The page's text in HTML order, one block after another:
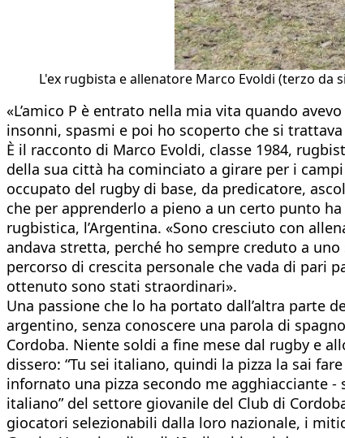
L'ex rugbista e allenatore Marco Evoldi (terzo da
«L’amico P è entrato nella mia vita quando
insonni, spasmi e poi ho scoperto che si
È il racconto di Marco Evoldi, classe 1984,
della sua città ha cominciato a girare per i
occupato del rugby di base, da predicatore,
che per apprenderlo a pieno a un certo punto
rugbistica, l’Argentina. «Sono cresciuto con
andava stretta, perché ho sempre creduto a
percorso di crescita personale che vada di pari
ottenuto sono stati straordinari».
Una passione che lo ha portato dall’altra parte
argentino, senza conoscere una parola di
Cordoba. Niente soldi a fine mese dal rugby e
dissero: “Tu sei italiano, quindi la pizza la sai
infornato una pizza secondo me agghiacciante
italiano” del settore giovanile del Club di
giocatori selezionabili dalla loro nazionale, i